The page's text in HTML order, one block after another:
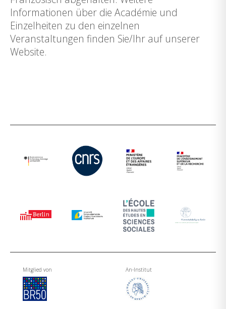
Informationen über die Académie und
Einzelheiten zu den einzelnen
Veranstaltungen finden Sie/Ihr auf unserer
Website.
Mitglied von An-Institut